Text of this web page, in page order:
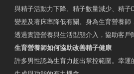
與精子活動力下降、精子數量減少、精子
變差及著床率降低有關。身為生育營養師
透過實證營養與生活型態介入，協助客戶
生育營養師如何協助改善精子健康
許多男性認為生育力超出掌控範圍。幸運